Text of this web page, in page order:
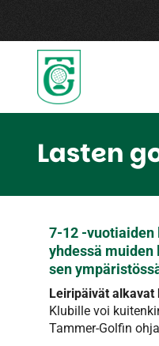
Lasten
7-12 -
yhdessä
sen
Leiripäivät alkavat
Klubille voi
Tammer-Golfin